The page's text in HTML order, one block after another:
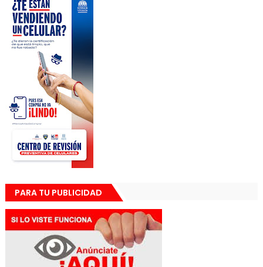
PARA TU PUBLICIDAD